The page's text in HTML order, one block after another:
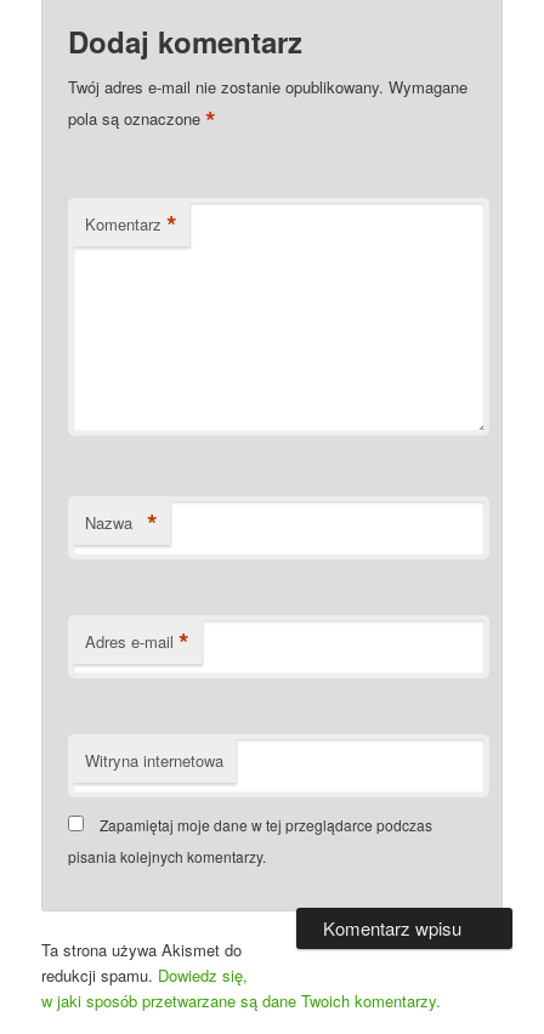
Dodaj komentarz
Twój adres e-mail nie zostanie opublikowany. Wymagane
pola są oznaczone*
Komentarz *
Nazwa *
Adres e-mail *
Witryna internetowa
Zapamiętaj moje dane w tej przeglądarce podczas
pisania kolejnych komentarzy.
Ta strona używa Akismet do
redukcji spamu. Dowiedz się,
w jaki sposób przetwarzane są dane Twoich komentarzy.